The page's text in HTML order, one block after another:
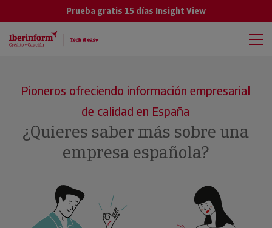
Prueba gratis 15 días Insight View
Pioneros ofreciendo información empresarial
de calidad en España
¿Quieres saber más sobre una
empresa española?